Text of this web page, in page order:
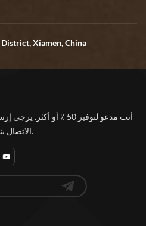
Xiamen, China
أنت مدعو لتوفير 50 ٪ أو
الاتصال بنا اليوم للحصول على أسعار مذهلة.